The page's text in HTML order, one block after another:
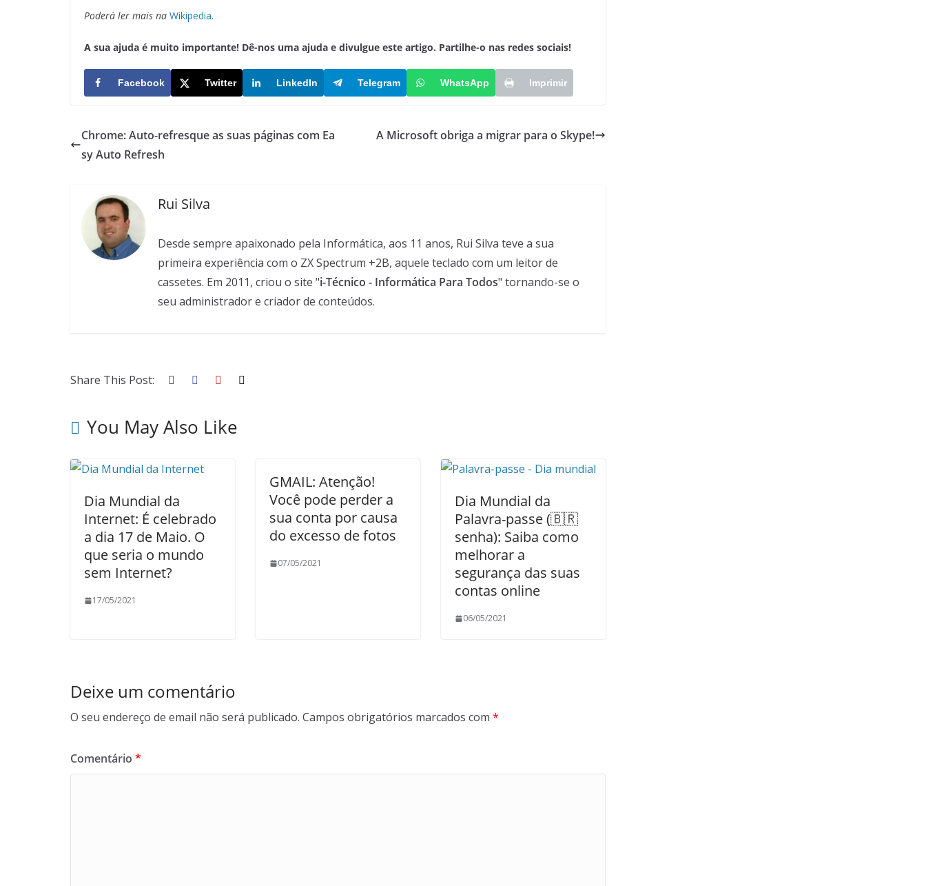
Poderá ler mais na Wikipedia.
A sua ajuda é muito importante! Dê-nos uma ajuda e divulgue este artigo. Partilhe-o nas redes sociais!
Facebook Twitter LinkedIn Telegram WhatsApp Imprimir
Chrome: Auto-refresque as suas páginas com Ea
sy Auto Refresh
A Microsoft obriga a migrar para o Skype!
Rui Silva
Desde sempre apaixonado pela Informática, aos 11 anos, Rui Silva teve a sua
primeira experiência com o ZX Spectrum +2B, aquele teclado com um leitor de
cassetes. Em 2011, criou o site "i-Técnico - Informática Para Todos" tornando-se o
seu administrador e criador de conteúdos.
Share This Post:
You May Also Like
Dia Mundial da
Internet: É celebrado
a dia 17 de Maio. O
que seria o mundo
sem Internet?
17/05/2021
GMAIL: Atenção!
Você pode perder a
sua conta por causa
do excesso de fotos
07/05/2021
Dia Mundial da
Palavra-passe (🇧🇷
senha): Saiba como
melhorar a
segurança das suas
contas online
06/05/2021
Deixe um comentário
O seu endereço de email não será publicado. Campos obrigatórios marcados com *
Comentário *